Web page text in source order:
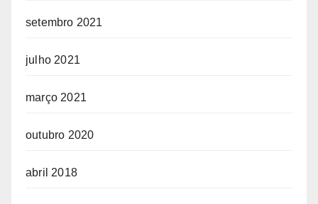
setembro 2021
julho 2021
março 2021
outubro 2020
abril 2018